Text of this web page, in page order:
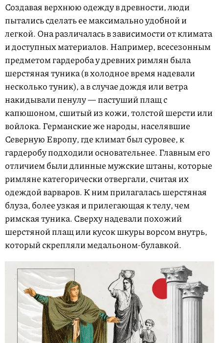
Создавая верхнюю одежду в древности, люди
пытались сделать ее максимально удобной и
легкой. Она различалась в зависимости от климата
и доступных материалов. Например, всесезонным
предметом гардероба у древних римлян была
шерстяная туника (в холодное время надевали
несколько туник), а в случае дождя или ветра
накидывали пенулу — пастуший плащ с
капюшоном, сшитый из кожи, толстой шерсти или
войлока. Германские же народы, населявшие
Северную Европу, где климат был суровее, к
гардеробу подходили основательнее. Главным его
отличием были длинные мужские штаны, которые
римляне категорически отвергали, считая их
одеждой варваров. К ним прилагалась шерстяная
блуза, более узкая и прилегающая к телу, чем
римская туника. Сверху надевали похожий
шерстяной плащ или кусок шкуры ворсом внутрь,
который скрепляли медальоном-булавкой.